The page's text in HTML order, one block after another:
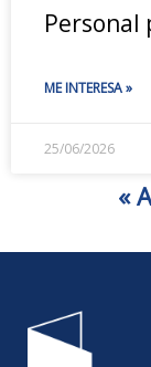
Personal
ME INTERESA »
25/06/2026
«